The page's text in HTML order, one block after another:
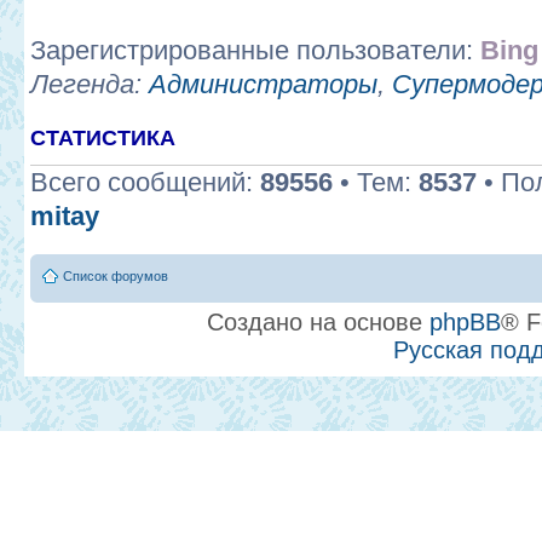
Зарегистрированные пользователи:
Легенда:Администраторы,
СТАТИСТИКА
Всего сообщений: 89556 • Тем: 8537 •
mitay
Список форумов
Создано на основе phpBB®
Русская